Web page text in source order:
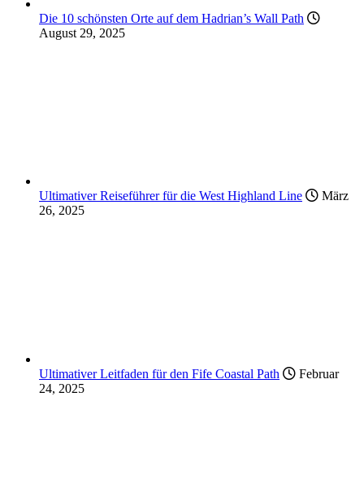
Die 10 schönsten Orte auf dem Hadrian’s Wall Path
August 29, 2025
Ultimativer Reiseführer für die West Highland Line
März
26, 2025
Ultimativer Leitfaden für den Fife Coastal Path
Februar
24, 2025